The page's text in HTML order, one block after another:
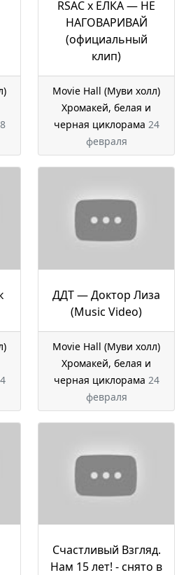
RSAC x ЁЛКА — НЕ
НАГОВАРИВАЙ
(официальный
клип)
Movie Hall (Муви холл)
Хромакей, белая и
черная циклорама 24
февраля
ДДТ — Доктор Лиза
(Music Video)
Movie Hall (Муви холл)
Хромакей, белая и
черная циклорама 24
февраля
Счастливый Взгляд.
Нам 15 лет! - снято в